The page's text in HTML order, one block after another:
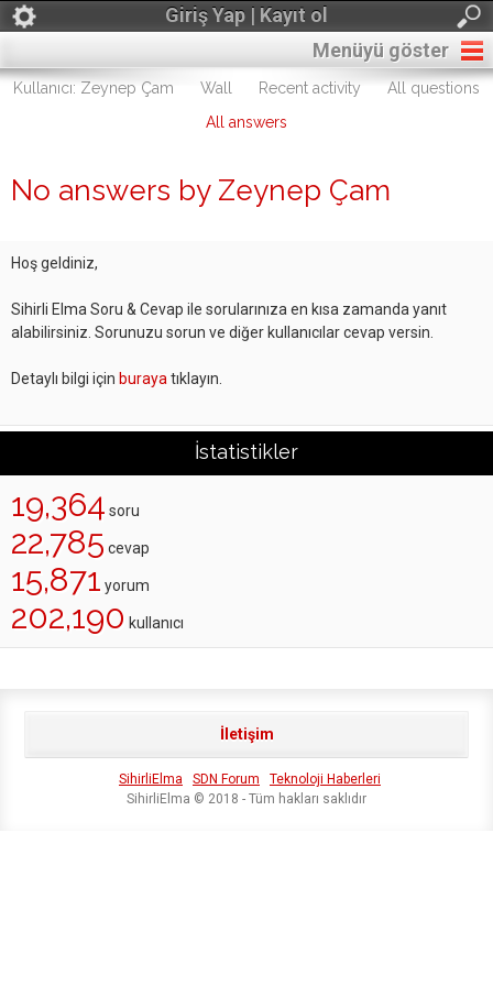
Giriş Yap | Kayıt ol
Menüyü göster
Kullanıcı: Zeynep Çam Wall Recent activity
All questions
All answers
No answers by Zeynep Çam
Hoş geldiniz,
Sihirli Elma Soru & Cevap ile sorularınıza en kısa zamanda yanıt
alabilirsiniz. Sorunuzu sorun ve diğer kullanıcılar cevap versin.
Detaylı bilgi için buraya tıklayın.
İstatistikler
19,364 soru
22,785 cevap
15,871 yorum
202,190 kullanıcı
İletişim
SihirliElma SDN Forum
Teknoloji Haberleri
SihirliElma © 2018 - Tüm hakları saklıdır